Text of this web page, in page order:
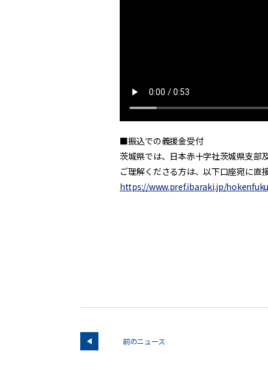
■振込での義援金受付
茨城県では、日本赤十字社茨城県支部
ご理解くださる方は、以下口座宛に直
https://www.pref.ibaraki.jp/
前のニュース